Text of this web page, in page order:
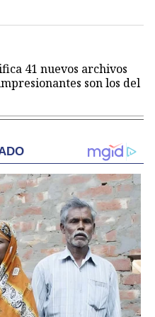
41 nuevos archivos
son los del